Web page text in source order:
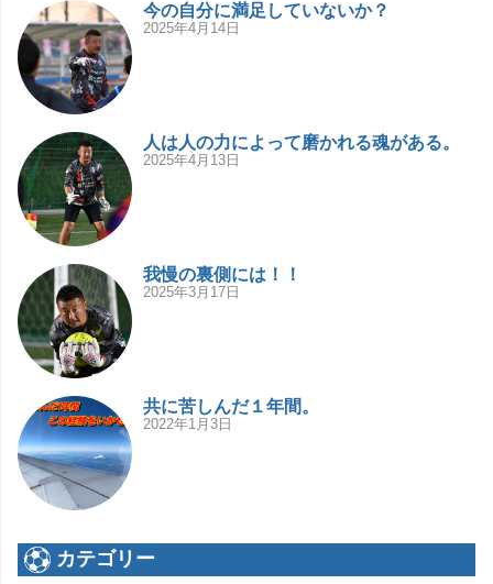
今の自分に満足していないか？
2025年4月14日
人は人の力によって磨かれる魂がある。
2025年4月13日
我慢の裏側には！！
2025年3月17日
共に苦しんだ１年間。
2022年1月3日
カテゴリー